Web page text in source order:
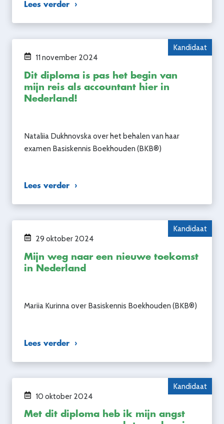
Lees verder
Kandidaat
11 november 2024
Dit diploma is pas het begin van
mijn reis als accountant hier in
Nederland!
Nataliia Dukhnovska over het behalen van haar
examen Basiskennis Boekhouden (BKB®)
Lees verder
Kandidaat
29 oktober 2024
Mijn weg naar een nieuwe toekomst
in Nederland
Mariia Kurinna over Basiskennis Boekhouden (BKB®)
Lees verder
Kandidaat
10 oktober 2024
Met dit diploma heb ik mijn angst